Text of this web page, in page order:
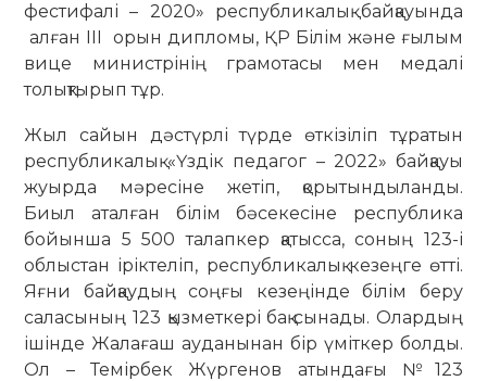
фестифалі – 2020» республикалық байқауында
алған ІІІ орын дипломы, ҚР Білім және ғылым
вице министрінің грамотасы мен медалі
толықтырып тұр.
Жыл сайын дәстүрлі түрде өткізіліп тұратын
республикалық «Үздік педагог – 2022» байқауы
жуырда мәресіне жетіп, қорытындыланды.
Биыл аталған білім бәсекесіне республика
бойынша 5 500 талапкер қатысса, соның 123-і
облыстан іріктеліп, республикалық кезеңге өтті.
Яғни байқаудың соңғы кезеңінде білім беру
саласының 123 қызметкері бақ сынады. Олардың
ішінде Жалағаш ауданынан бір үміткер болды.
Ол – Темірбек Жүргенов атындағы №123